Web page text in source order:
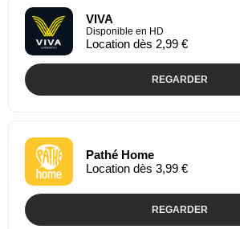
VIVA
Disponible en HD
Location dès 2,99 €
REGARDER
Pathé Home
Location dès 3,99 €
REGARDER